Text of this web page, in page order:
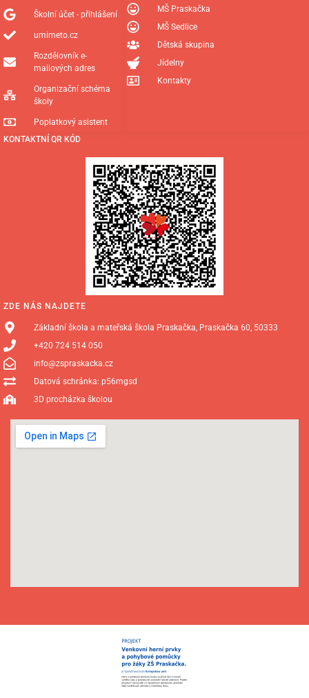
ZDE NÁS NAJDETE
Základní škola a mateřská škola Praskačka, Praskačka 60, 50333
+420 724 514 050
info@zspraskacka.cz
Datová schránka: p56mgsd
3D procházka školou
KONTAKTNÍ QR KÓD
MŠ Praskačka
MŠ Sedlice
Dětská skupina
Jídelny
Kontakty
Školní účet - přihlášení
umimeto.cz
Rozdělovník e-
mailových adres
Organizační schéma
školy
Poplatkový asistent